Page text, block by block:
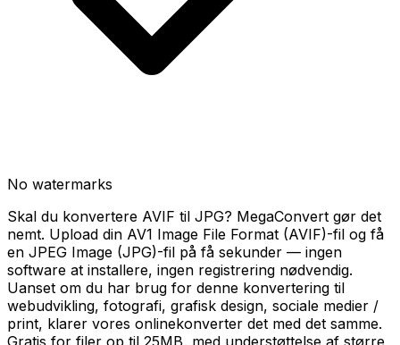
No watermarks
Skal du konvertere AVIF til JPG? MegaConvert gør det
nemt. Upload din AV1 Image File Format (AVIF)-fil og få
en JPEG Image (JPG)-fil på få sekunder — ingen
software at installere, ingen registrering nødvendig.
Uanset om du har brug for denne konvertering til
webudvikling, fotografi, grafisk design, sociale medier /
print, klarer vores onlinekonverter det med det samme.
Gratis for filer op til 25MB, med understøttelse af større